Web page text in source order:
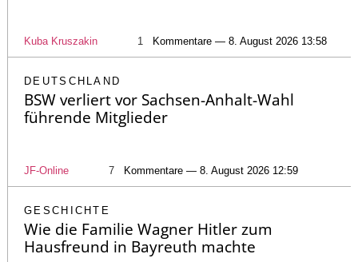
Kuba Kruszakin 1 Kommentare — 8. August 2026 13:58
DEUTSCHLAND
BSW verliert vor Sachsen-Anhalt-Wahl
führende Mitglieder
JF-Online 7 Kommentare — 8. August 2026 12:59
GESCHICHTE
Wie die Familie Wagner Hitler zum
Hausfreund in Bayreuth machte